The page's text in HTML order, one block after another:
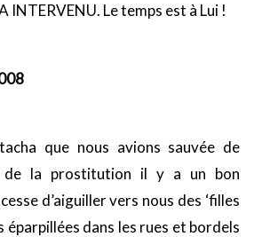
INTERVENU. Le temps est à Lui !
que nous avions sauvée de
de la prostitution il y a un bon
d’aiguiller vers nous des ‘filles
éparpillées dans les rues et bordels